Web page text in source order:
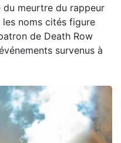
du meurtre du rappeur
les noms cités figure
de Death Row
survenus à